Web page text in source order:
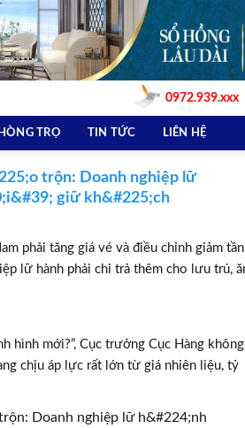
0972.939.xxx
TRỌ TIN TỨC LIÊN HỆ
trộn: Doanh nghiệp lữ
giữ kh&#225;ch
phải tăng giá vé và điều chỉnh giảm tần
lữ hành phải chi trả thêm cho lưu trú,
hình mới?”, Cục trưởng Cục Hàng không
chịu áp lực rất lớn từ giá nhiên liệu, tỷ